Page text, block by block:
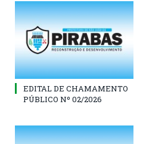
EDITAL DE CHAMAMENTO
PÚBLICO Nº 02/2026